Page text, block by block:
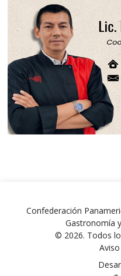
Confederación
Gastronomía
© 2026. Todos